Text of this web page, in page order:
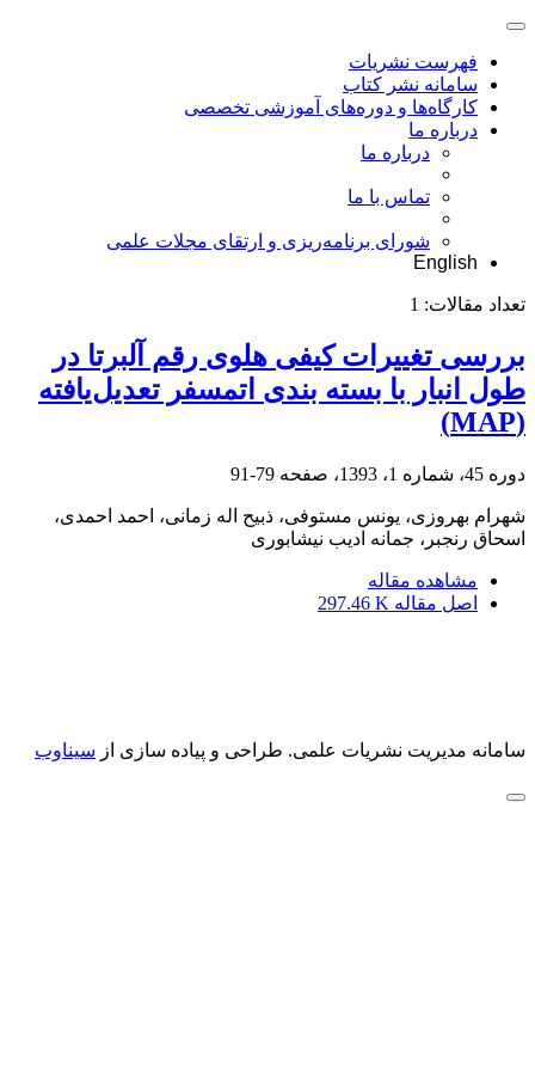
فهرست نشریات
سامانه نشر کتاب
کارگاه‌ها و دوره‌های آموزشی تخصصی
درباره ما
درباره ما
تماس با ما
شورای برنامه‌ریزی و ارتقای مجلات علمی
English
تعداد مقالات: 1
بررسی تغییرات کیفی هلوی رقم آلبرتا در
طول انبار با بسته ‏بندی اتمسفر تعدیل‌یافته
(MAP)
دوره 45، شماره 1، 1393، صفحه 79-91
شهرام بهروزی، یونس مستوفی، ذبیح اله زمانی، احمد احمدی،
اسحاق رنجبر، جمانه ادیب نیشابوری
مشاهده مقاله
اصل مقاله 297.46 K
سامانه مدیریت نشریات علمی. طراحی و پیاده سازی از سیناوب